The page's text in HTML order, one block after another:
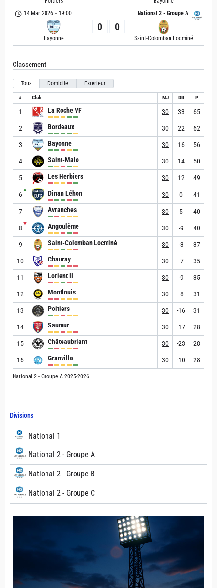
Divisions
National 1
National 2 - Groupe A
National 2 - Groupe B
National 2 - Groupe C
National 2 - Groupe A
14 Mar 2026 - 19:00
Bayonne
0 0
Saint-Colomban Locminé
Classement
Tous Domicile Extérieur
# Club MJ DB P
1 La Roche VF 30 33 65
2 Bordeaux 30 22 62
3 Bayonne 30 16 56
4 Saint-Malo 30 14 50
5 Les Herbiers 30 12 49
6
▲ Dinan Léhon 30 0 41
7 Avranches 30 5 40
8
▼ Angoulême 30 -9 40
9 Saint-Colomban Locminé 30 -3 37
10 Chauray 30 -7 35
11 Lorient II 30 -9 35
12 Montlouis 30 -8 31
13 Poitiers 30 -16 31
14 Saumur 30 -17 28
15 Châteaubriant 30 -23 28
16 Granville 30 -10 28
National 2 - Groupe A 2025-2026